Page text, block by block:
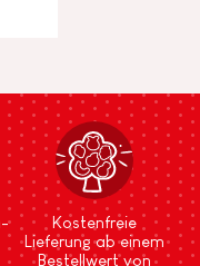
Kostenfreie
Lieferung ab einem
Bestellwert von